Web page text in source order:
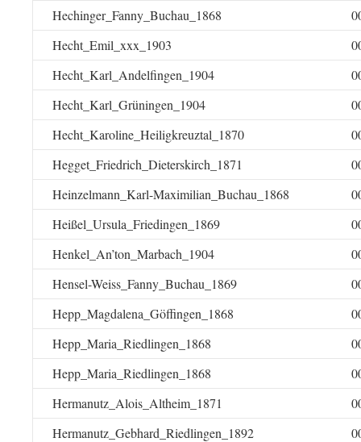
Hechinger_Fanny_Buchau_1868
Hecht_Emil_xxx_1903
Hecht_Karl_Andelfingen_1904
Hecht_Karl_Grüningen_1904
Hecht_Karoline_Heiligkreuztal_1870
Hegget_Friedrich_Dieterskirch_1871
Heinzelmann_Karl-Maximilian_Buchau_1868
Heißel_Ursula_Friedingen_1869
Henkel_An’ton_Marbach_1904
Hensel-Weiss_Fanny_Buchau_1869
Hepp_Magdalena_Göffingen_1868
Hepp_Maria_Riedlingen_1868
Hepp_Maria_Riedlingen_1868
Hermanutz_Alois_Altheim_1871
Hermanutz_Gebhard_Riedlingen_1892